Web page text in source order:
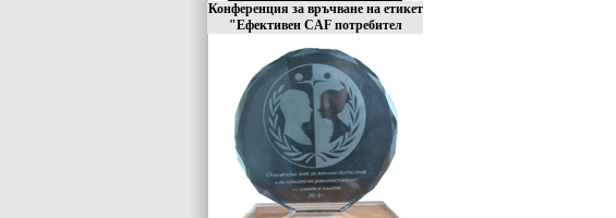
Конференция за връчване на етикет
"Ефективен CAF потребител